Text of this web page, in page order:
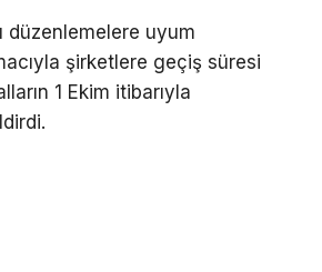
düzenlemelere uyum
şirketlere geçiş süresi
1 Ekim itibarıyla